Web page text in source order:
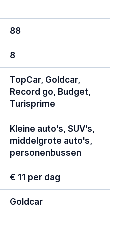
88
8
TopCar, Goldcar,
Record go, Budget,
Turisprime
Kleine auto's, SUV's,
middelgrote auto's,
personenbussen
€ 11 per dag
Goldcar